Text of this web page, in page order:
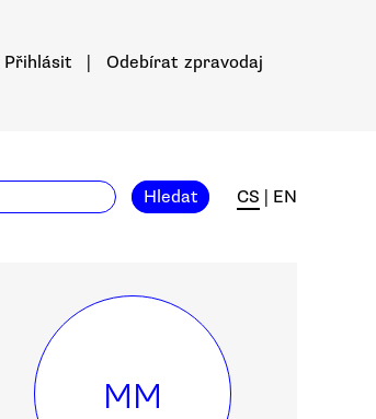
Přihlásit Odebírat zpravodaj
Hledat CS EN
MM